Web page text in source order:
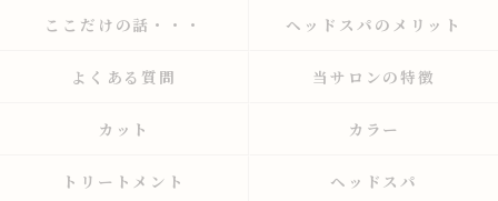
ここだけの話・・・ ヘッドスパのメリット
よくある質問 当サロンの特徴
カット カラー
トリートメント ヘッドスパ